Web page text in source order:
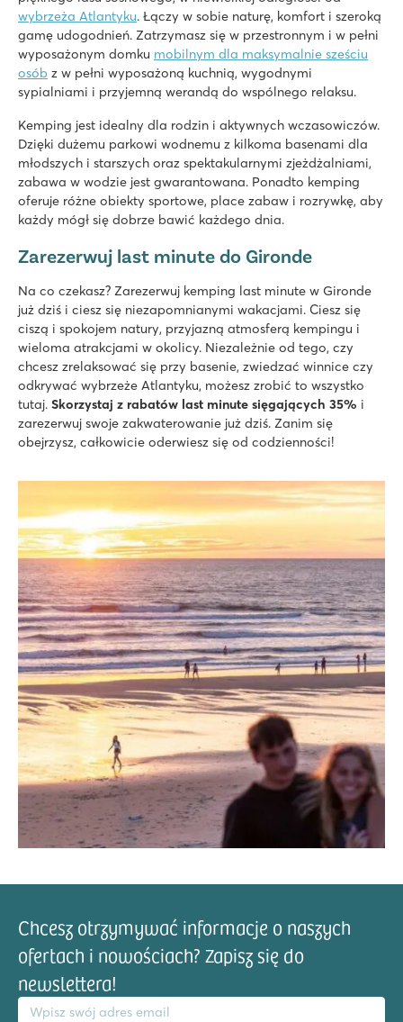
wybrzeża Atlantyku. Łączy w sobie naturę, komfort i szeroką
gamę udogodnień. Zatrzymasz się w przestronnym i w pełni
wyposażonym domku mobilnym dla maksymalnie sześciu
osób z w pełni wyposażoną kuchnią, wygodnymi
sypialniami i przyjemną werandą do wspólnego relaksu.
Kemping jest idealny dla rodzin i aktywnych wczasowiczów.
Dzięki dużemu parkowi wodnemu z kilkoma basenami dla
młodszych i starszych oraz spektakularnymi zjeżdżalniami,
zabawa w wodzie jest gwarantowana. Ponadto kemping
oferuje różne obiekty sportowe, place zabaw i rozrywkę, aby
każdy mógł się dobrze bawić każdego dnia.
Zarezerwuj last minute do Gironde
Na co czekasz? Zarezerwuj kemping last minute w Gironde
już dziś i ciesz się niezapomnianymi wakacjami. Ciesz się
ciszą i spokojem natury, przyjazną atmosferą kempingu i
wieloma atrakcjami w okolicy. Niezależnie od tego, czy
chcesz zrelaksować się przy basenie, zwiedzać winnice czy
odkrywać wybrzeże Atlantyku, możesz zrobić to wszystko
tutaj. Skorzystaj z rabatów last minute sięgających 35% i
zarezerwuj swoje zakwaterowanie już dziś. Zanim się
obejrzysz, całkowicie oderwiesz się od codzienności!
Chcesz otrzymywać informacje o naszych
ofertach i nowościach? Zapisz się do
newslettera!
email